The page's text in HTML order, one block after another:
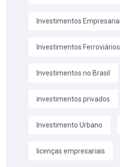
Investimentos
Investimentos Ferroviários
Investimentos no Brasil
investimentos privados
Investimento Urbano
licenças empresariais